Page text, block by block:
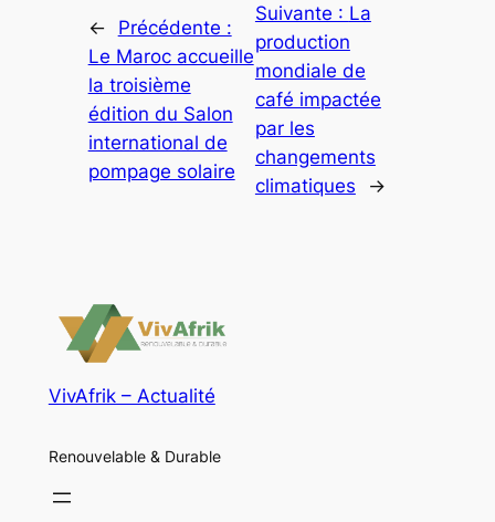
←
Précédente :
Le Maroc accueille
la troisième
édition du Salon
international de
pompage solaire
Suivante : La
production
mondiale de
café impactée
par les
changements
climatiques
→
VivAfrik – Actualité
Renouvelable & Durable